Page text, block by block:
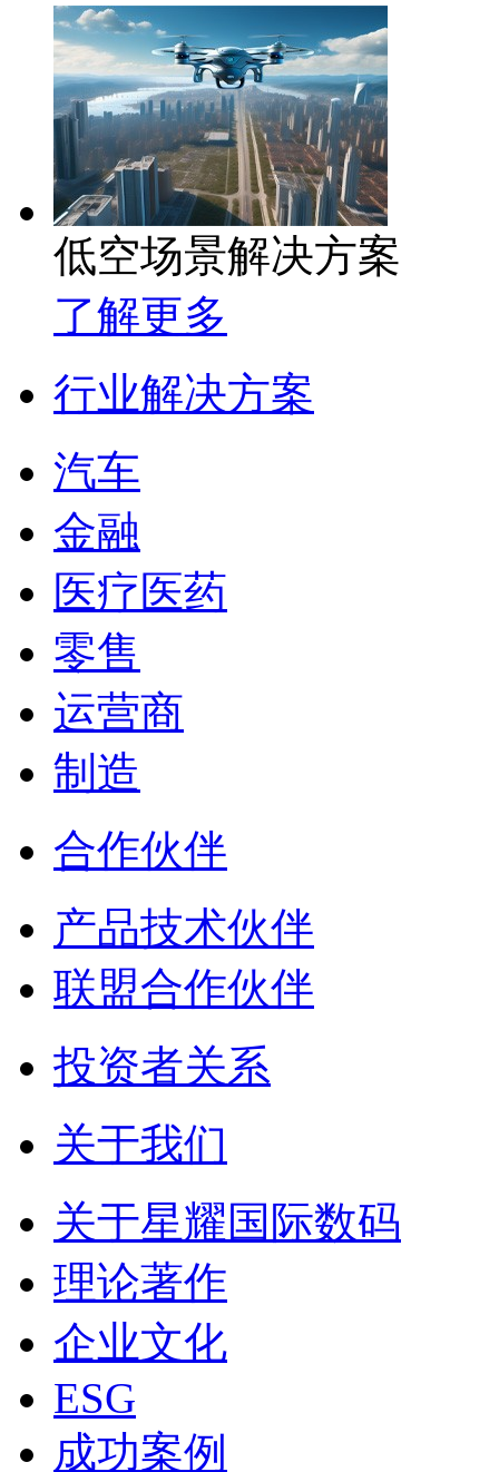
低空场景解决方案
了解更多
行业解决方案
汽车
金融
医疗医药
零售
运营商
制造
合作伙伴
产品技术伙伴
联盟合作伙伴
投资者关系
关于我们
关于星耀国际数码
理论著作
企业文化
ESG
成功案例